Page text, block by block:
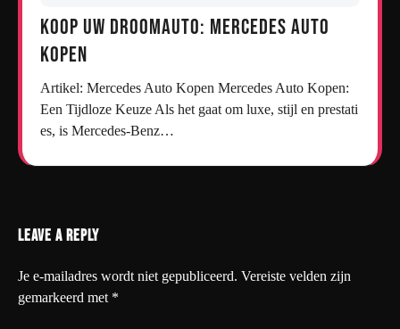
Koop uw droomauto: Mercedes auto
kopen
Artikel: Mercedes Auto Kopen Mercedes Auto Kopen:
Een Tijdloze Keuze Als het gaat om luxe, stijl en prestati
es, is Mercedes-Benz…
Leave a Reply
Je e-mailadres wordt niet gepubliceerd. Vereiste velden zijn
gemarkeerd met *